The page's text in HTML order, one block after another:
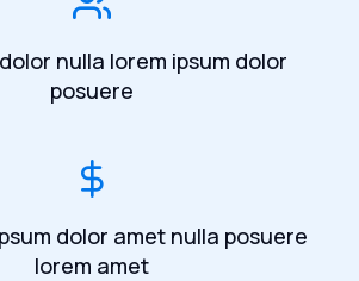
nulla lorem ipsum dolor
posuere
dolor amet nulla posuere
lorem amet